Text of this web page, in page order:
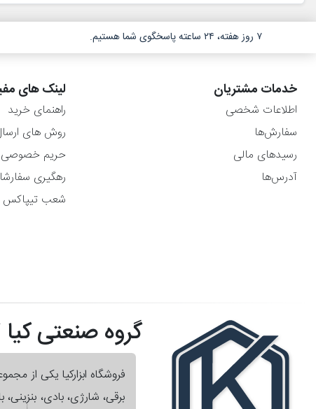
۷ روز هفته، ۲۴ ساعته پاسخگوی شما هستیم.
خدمات مشتریان
اطلاعات شخصی
سفارش‌ها
رسیدهای مالی
آدرس‌ها
لینک های
راهنمای خرید
روش های
حریم خصوصی
رهگیری
شعب تیپاکس
گروه صنعتی
فروشگاه ابزارکیا یکی از
برقی، شارژی، بادی،